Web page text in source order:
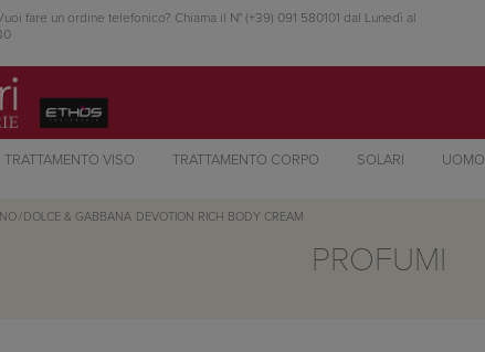
fare un ordine telefonico? Chiama il N° (+39) 091 580101 dal Lunedì al
TRATTAMENTO VISO TRATTAMENTO CORPO SOLARI UOMO
/ DOLCE & GABBANA DEVOTION RICH BODY CREAM
PROFUMI